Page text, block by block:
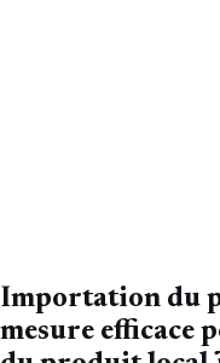
Importation du
mesure efficace